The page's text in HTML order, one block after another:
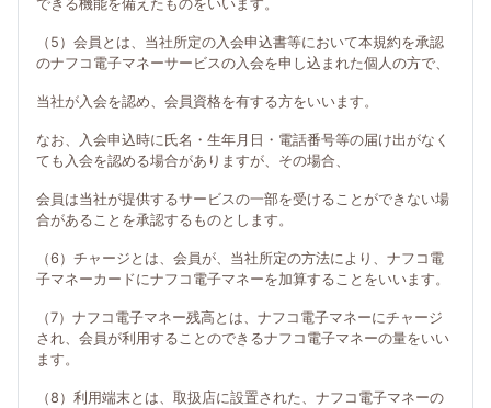
できる機能を備えたものをいいます。
（5）会員とは、当社所定の入会申込書等において本規約を承認
のナフコ電子マネーサービスの入会を申し込まれた個人の方で、
当社が入会を認め、会員資格を有する方をいいます。
なお、入会申込時に氏名・生年月日・電話番号等の届け出がなく
ても入会を認める場合がありますが、その場合、
会員は当社が提供するサービスの一部を受けることができない場
合があることを承認するものとします。
（6）チャージとは、会員が、当社所定の方法により、ナフコ電
子マネーカードにナフコ電子マネーを加算することをいいます。
（7）ナフコ電子マネー残高とは、ナフコ電子マネーにチャージ
され、会員が利用することのできるナフコ電子マネーの量をいい
ます。
（8）利用端末とは、取扱店に設置された、ナフコ電子マネーの